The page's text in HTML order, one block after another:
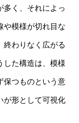
多く、それによっ
や模様が切れ目な
終わりなく広がる
した構造は、模様
保つものという意
が形として可視化